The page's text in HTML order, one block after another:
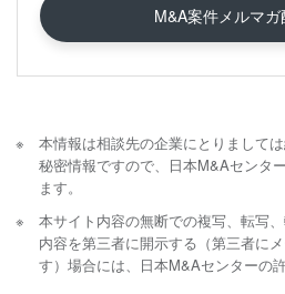
M&A案件メルマ
本情報は相談先の企業にとりまして
秘密情報ですので、日本M&Aセンタ
ます。
本サイト内容の無断での複写、転写
内容を第三者に開示する（第三者に
す）場合には、日本M&Aセンターの